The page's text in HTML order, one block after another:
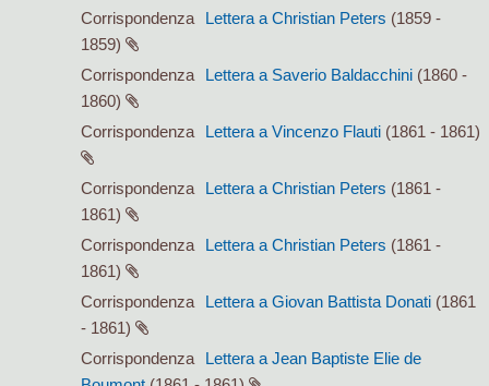
Corrispondenza
Lettera a Christian Peters (1859 -
1859)
Corrispondenza
Lettera a Saverio Baldacchini (1860 -
1860)
Corrispondenza
Lettera a Vincenzo Flauti (1861 - 1861)
Corrispondenza Lettera a Christian Peters (1861 -
1861)
Corrispondenza
Lettera a Christian Peters (1861 -
1861)
Corrispondenza
Lettera a Giovan Battista Donati (1861
- 1861)
Corrispondenza
Lettera a Jean Baptiste Elie de